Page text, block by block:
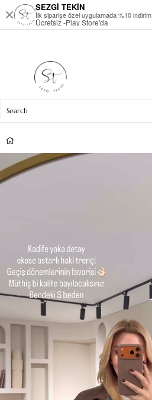
SEZGİ TEKİN
İlk siparişe özel uygulamada %10 indirim
Ücretsiz -Play Store'da